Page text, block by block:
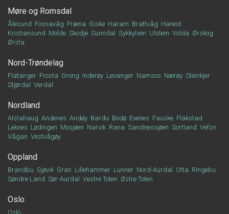
Møre og Romsdal
Ålesund Fosnavåg Fræna Giske Haram Brattvåg Hareid
Kristiansund Molde Skodje Sunndal Sykkylven Ulstein Volda Ørskog
Ørsta
Nord-Trøndelag
Flatanger Frosta Grong Inderøy Levanger Namsos Nærøy Steinkjer
Stjørdal
Verdal
Nordland
Alstahaug Andenes Andøy Bardu Bodø Evenes Fauske Flakstad
Leknes Lødingen Mosjøen Narvik Rana Sandnessjøen Sortland Vefsn
Vågan Vestvågøy
Oppland
Brandbu Gjøvik Gran Lillehammer Lunner Nord-Aurdal Otta Ringebu
Søndre Land Sør-Aurdal Vestre Toten Østre Toten
Oslo
Oslo